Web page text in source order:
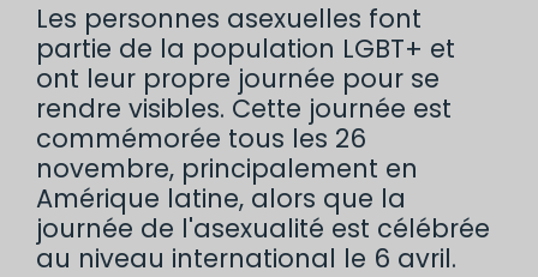
Les personnes asexuelles font
partie de la population LGBT+ et
ont leur propre journée pour se
rendre visibles. Cette journée est
commémorée tous les 26
novembre, principalement en
Amérique latine, alors que la
journée de l'asexualité est célébrée
au niveau international le 6 avril.